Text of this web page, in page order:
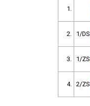
1.
2. 1/DS
3. 1/ZS
4. 2/ZS